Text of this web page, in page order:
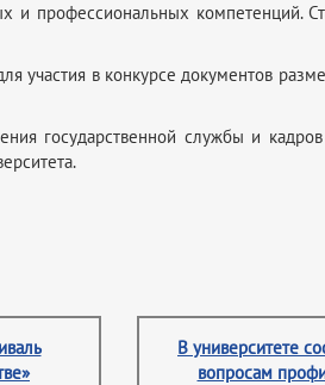
и профессиональных компетенций.
участия в конкурсе документов
государственной службы и кадров
В университете
вопросам